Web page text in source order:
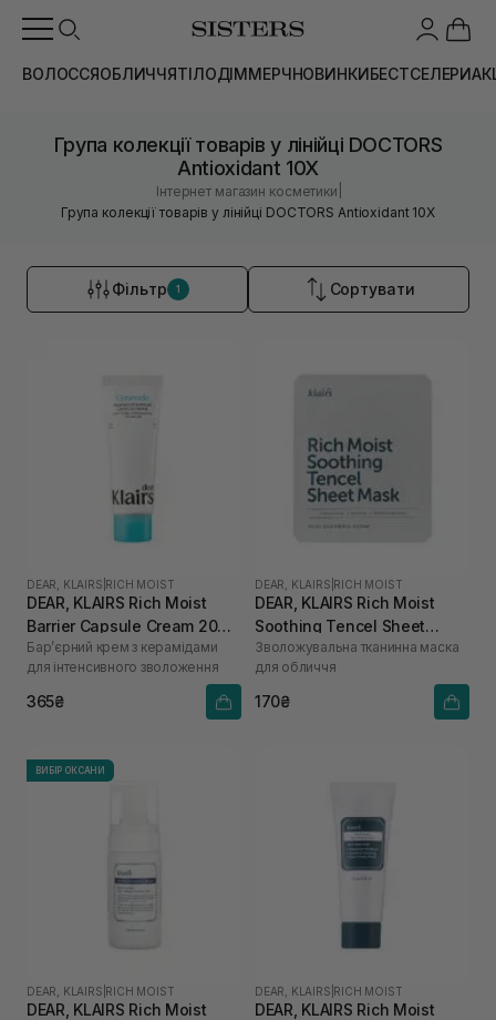
ВОЛОССЯОБЛИЧЧЯТІЛОДІММЕРЧНОВИНКИБЕСТСЕЛЕРИ
Група колекції товарів у лінійці DOCTORS
Antioxidant 10X
Інтернет магазин косметики
Група колекції товарів у лінійці DOCTORS Antioxidant 10X
Фільтр 1 Сортувати
DEAR, KLAIRS RICH MOIST
DEAR, KLAIRS Rich Moist
Barrier Capsule Cream 20
мл
Бар’єрний крем з керамідами
для інтенсивного зволоження
365₴
DEAR, KLAIRS RICH MOIST
DEAR, KLAIRS Rich Moist
Soothing Tencel Sheet
Mask 1 шт
Зволожувальна тканинна маска
для обличчя
170₴
ВИБІР ОКСАНИ
DEAR, KLAIRS RICH MOIST
DEAR, KLAIRS Rich Moist
DEAR, KLAIRS RICH MOIST
DEAR, KLAIRS Rich Moist